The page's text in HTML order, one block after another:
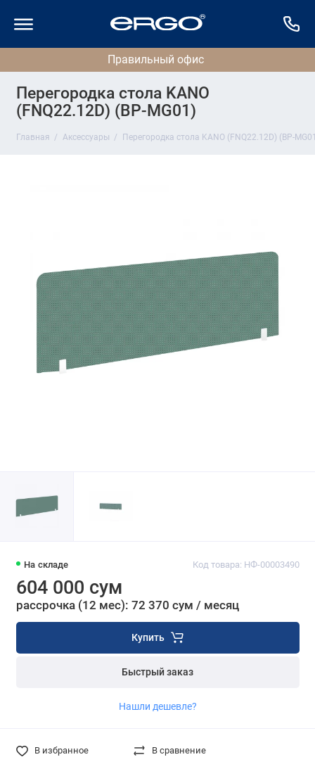
Перегородка стола KANO
(FNQ22.12D) (BP-MG01)
Главная Аксессуары Перегородка стола KANO (FNQ22.12D) (BP-
На складе Код товара: НФ-00003490
604 000 сум
рассрочка (12 мес): 72 370 сум / месяц
Купить
Быстрый заказ
Нашли дешевле?
В избранное В сравнение